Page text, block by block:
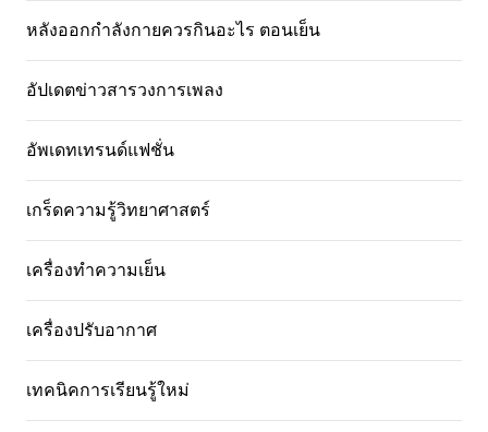
หลังออกกําลังกายควรกินอะไร ตอนเย็น
อัปเดตข่าวสารวงการเพลง
อัพเดทเทรนด์แฟชั่น
เกร็ดความรู้วิทยาศาสตร์
เครื่องทำความเย็น
เครื่องปรับอากาศ
เทคนิคการเรียนรู้ใหม่